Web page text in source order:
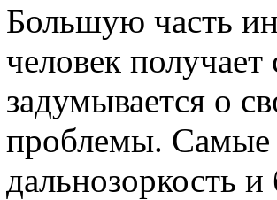
Большую часть
человек
задумывается о
проблемы. Самые
дальнозоркость и